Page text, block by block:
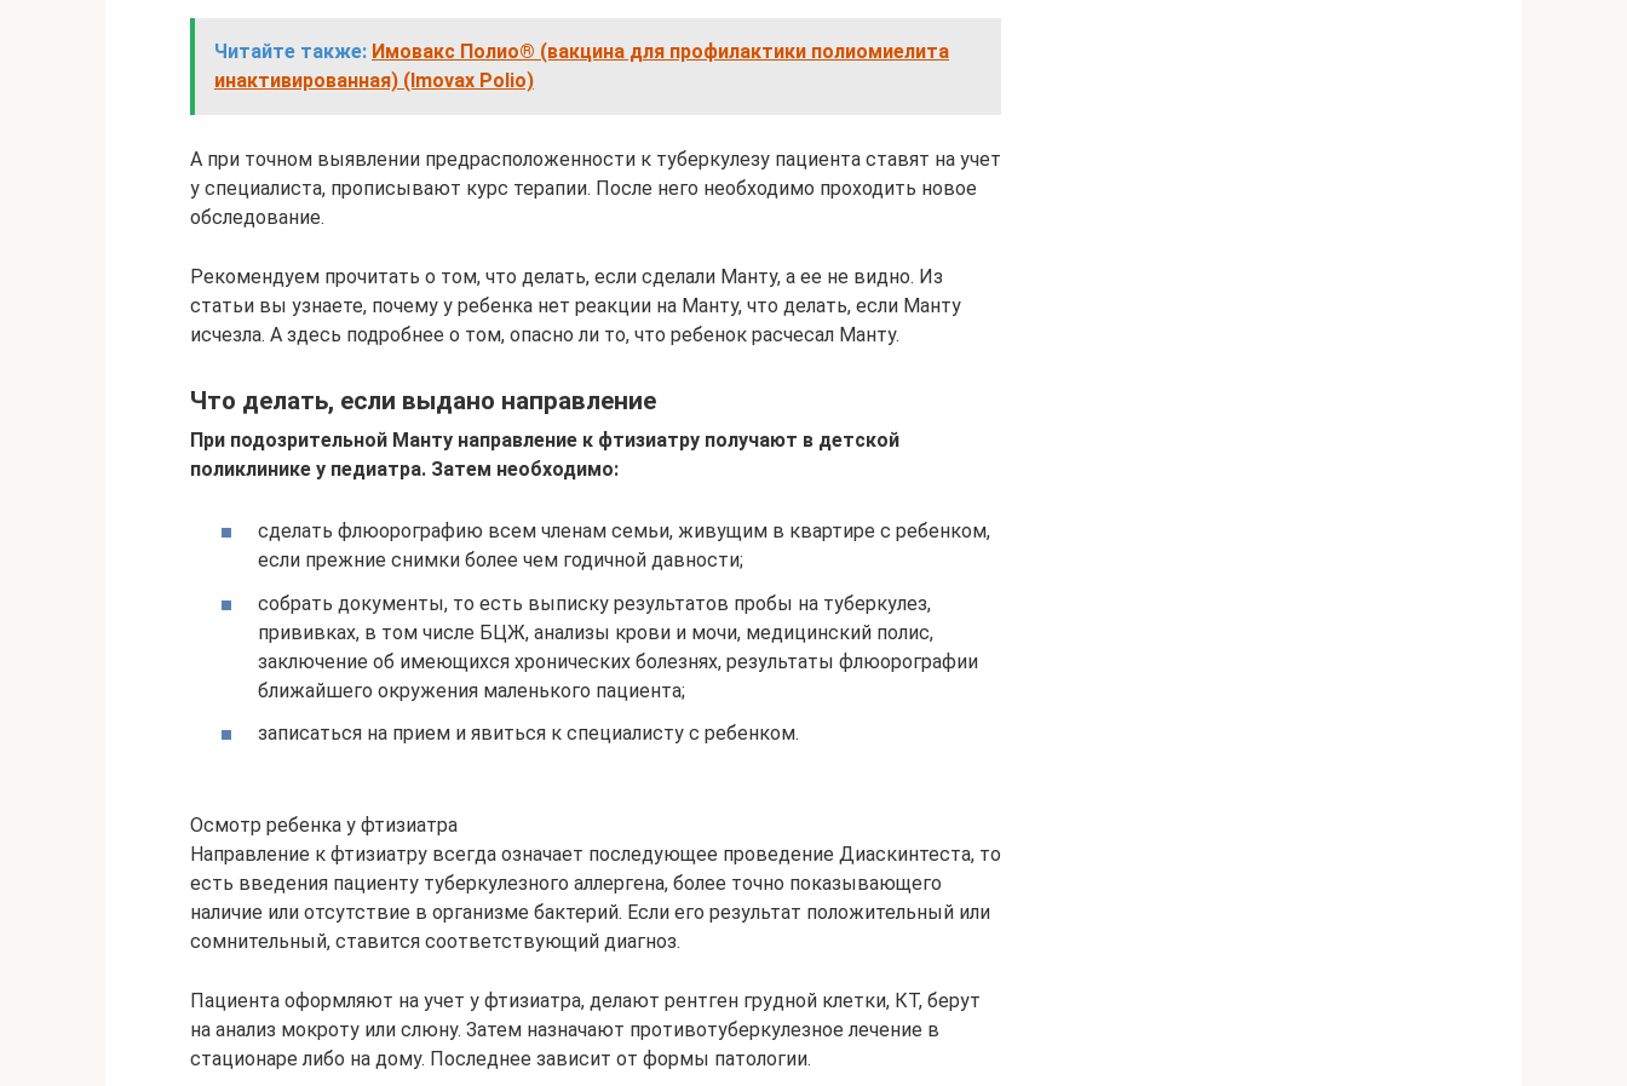
Читайте также: Имовакс Полио® (вакцина для профилактики полиомиелита
инактивированная) (Imovax Polio)
А при точном выявлении предрасположенности к туберкулезу пациента ставят на учет
у специалиста, прописывают курс терапии. После него необходимо проходить новое
обследование.
Рекомендуем прочитать о том, что делать, если сделали Манту, а ее не видно. Из
статьи вы узнаете, почему у ребенка нет реакции на Манту, что делать, если Манту
исчезла. А здесь подробнее о том, опасно ли то, что ребенок расчесал Манту.
Что делать, если выдано направление
При подозрительной Манту направление к фтизиатру получают в детской
поликлинике у педиатра. Затем необходимо:
сделать флюорографию всем членам семьи, живущим в квартире с ребенком,
если прежние снимки более чем годичной давности;
собрать документы, то есть выписку результатов пробы на туберкулез,
прививках, в том числе БЦЖ, анализы крови и мочи, медицинский полис,
заключение об имеющихся хронических болезнях, результаты флюорографии
ближайшего окружения маленького пациента;
записаться на прием и явиться к специалисту с ребенком.
Осмотр ребенка у фтизиатра
Направление к фтизиатру всегда означает последующее проведение Диаскинтеста, то
есть введения пациенту туберкулезного аллергена, более точно показывающего
наличие или отсутствие в организме бактерий. Если его результат положительный или
сомнительный, ставится соответствующий диагноз.
Пациента оформляют на учет у фтизиатра, делают рентген грудной клетки, КТ, берут
на анализ мокроту или слюну. Затем назначают противотуберкулезное лечение в
стационаре либо на дому. Последнее зависит от формы патологии.